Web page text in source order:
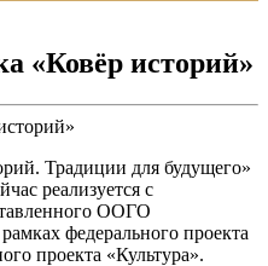
«Ковёр историй»
Традиции для будущего»
реализуется с
ООГО
федерального проекта
проекта «Культура».